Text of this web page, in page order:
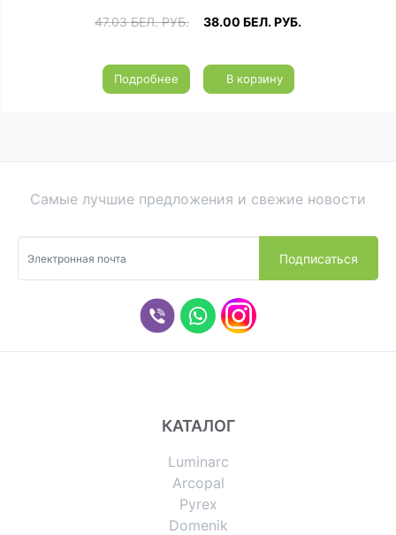
47.03БЕЛ. РУБ. 38.00 БЕЛ. РУБ.
Подробнее В корзину
Самые лучшие предложения и свежие новости
КАТАЛОГ
Luminarc
Arcopal
Pyrex
Domenik